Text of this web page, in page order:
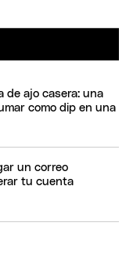
de ajo casera: una
como dip en una
un correo
tu cuenta